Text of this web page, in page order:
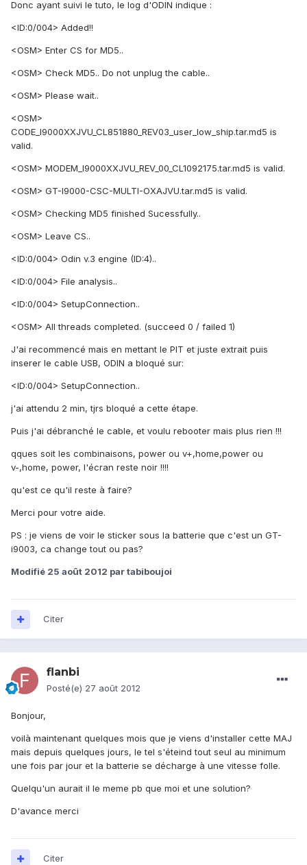
Donc ayant suivi le tuto, le log d'ODIN indique :
<ID:0/004> Added!!
<OSM> Enter CS for MD5..
<OSM> Check MD5.. Do not unplug the cable..
<OSM> Please wait..
<OSM>
CODE_I9000XXJVU_CL851880_REV03_user_low_ship.tar.md5 is
valid.
<OSM> MODEM_I9000XXJVU_REV_00_CL1092175.tar.md5 is valid.
<OSM> GT-I9000-CSC-MULTI-OXAJVU.tar.md5 is valid.
<OSM> Checking MD5 finished Sucessfully..
<OSM> Leave CS..
<ID:0/004> Odin v.3 engine (ID:4)..
<ID:0/004> File analysis..
<ID:0/004> SetupConnection..
<OSM> All threads completed. (succeed 0 / failed 1)
J'ai recommencé mais en mettant le PIT et juste extrait puis
inserer le cable USB, ODIN a bloqué sur:
<ID:0/004> SetupConnection..
j'ai attendu 2 min, tjrs bloqué a cette étape.
Puis j'ai débranché le cable, et voulu rebooter mais plus rien !!!
qques soit les combinaisons, power ou v+,home,power ou
v-,home, power, l'écran reste noir !!!!
qu'est ce qu'il reste à faire?
Merci pour votre aide.
PS : je viens de voir le sticker sous la batterie que c'est un GT-
i9003, ca change tout ou pas?
Modifié 25 août 2012 par tabiboujoi
Citer
flanbi
Posté(e) 27 août 2012
Bonjour,
voilà maintenant quelques mois que je viens d'installer cette MAJ
mais depuis quelques jours, le tel s'éteind tout seul au minimum
une fois par jour et la batterie se décharge à une vitesse folle.
Quelqu'un aurait il le meme pb que moi et une solution?
D'avance merci
Citer